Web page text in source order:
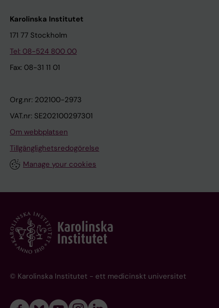
Karolinska Institutet
171 77 Stockholm
Tel: 08-524 800 00
Fax: 08-31 11 01
Org.nr: 202100-2973
VAT.nr: SE202100297301
Om webbplatsen
Tillgänglighetsredogörelse
Manage your cookies
© Karolinska Institutet - ett medicinskt universitet